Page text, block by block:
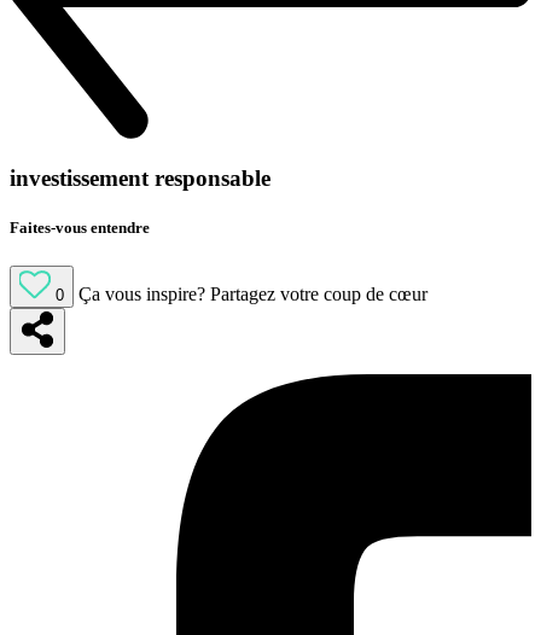
investissement responsable
Faites-vous entendre
0 Ça vous inspire? Partagez votre coup de cœur